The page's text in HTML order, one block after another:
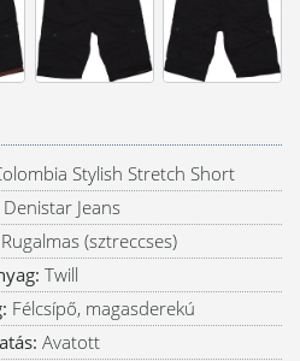
Stylish Stretch Short
Denistar Jeans
Rugalmas (sztreccses)
Twill
Félcsípő, magasderekú
Avatott